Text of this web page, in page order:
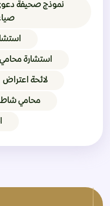
نموذج صحيفة
استشارة محامي
لائحة اعتراض
محامي